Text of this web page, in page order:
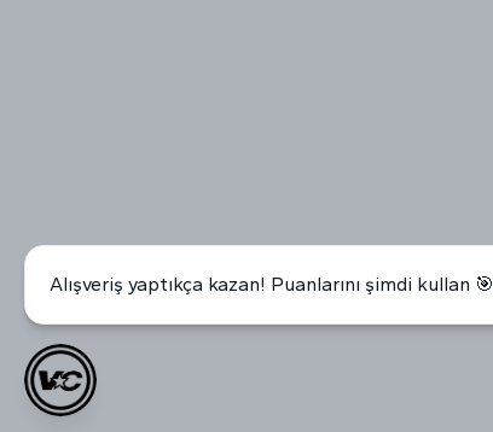
Alışveriş yaptıkça kazan! Puanlarını şimdi kullan 🎯